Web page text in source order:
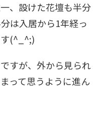
、設けた花壇も半分
は入居から1年経っ
(^_^;)
すが、外から見られ
って思うように進ん